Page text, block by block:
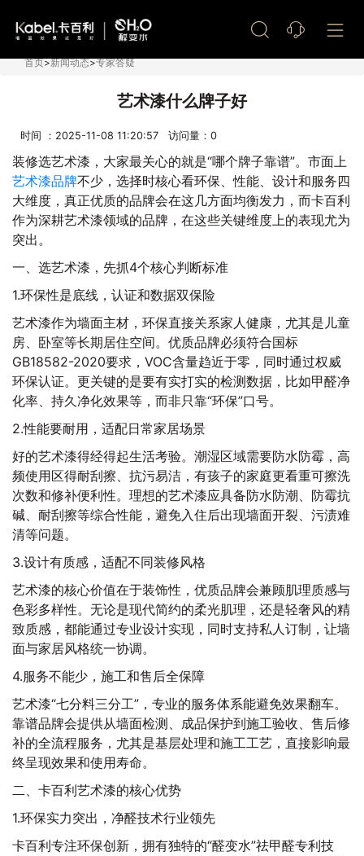
首页>新闻动态>专家答疑
艺术漆什么牌子好
时间 ：2025-11-08 11:20:57 访问量： 0
装修选艺术漆，大家最关心的就是“哪个牌子靠谱”。市面上
艺术漆品牌不少，选择时核心看环保、性能、设计和服务四
大维度，真正优质的品牌会在这几方面均衡发力，而卡百利
作为深耕艺术漆领域的品牌，在这些关键维度上的表现尤为
突出。
一、选艺术漆，先抓4个核心判断标准
1.环保性是底线，认证和数据双保险
艺术漆作为墙面主材，环保直接关系家人健康，尤其是儿童
房、卧室等长期居住空间。优质品牌必须符合国标
GB18582-2020要求，VOC含量趋近于零，同时通过权威
环保认证。更关键的是要有实打实的检测数据，比如甲醛净
化率、持久净化效果等，而非只靠“环保”口号。
2.性能要耐用，适配日常家居场景
好的艺术漆得经得起生活考验。潮湿区域需要防水防霉，高
频使用区得耐刮擦、抗污易洁，有孩子的家庭更看重可擦洗
次数和修补便利性。理想的艺术漆应具备防水防潮、防霉抗
碱、耐刮擦等综合性能，避免入住后出现墙面开裂、污渍难
清等问题。
3.设计有质感，适配不同装修风格
艺术漆的核心价值在于装饰性，优质品牌会兼顾肌理质感与
色彩多样性。无论是现代简约的柔光肌理，还是轻奢风的精
致质感，都能通过专业设计实现，同时支持私人订制，让墙
面与家居风格统一协调。
4.服务不能少，施工和售后全保障
艺术漆“七分料三分工”，专业的服务体系能避免效果翻车。
靠谱品牌会提供从墙面检测、成品保护到施工验收、售后修
补的全流程服务，尤其是基层处理和施工工艺，直接影响最
终呈现效果和使用寿命。
二、卡百利艺术漆的核心优势
1.环保实力突出，净醛技术行业领先
卡百利专注环保创新，拥有独特的“醛变水”祛甲醛专利技